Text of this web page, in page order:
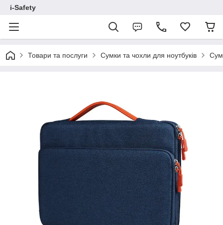
i-Safety
Товари та послуги Сумки та чохли для ноутбуків